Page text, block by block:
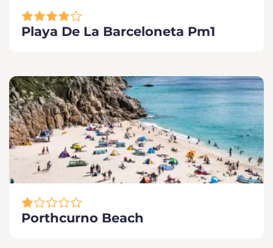
Playa De La Barceloneta Pm1
Porthcurno Beach